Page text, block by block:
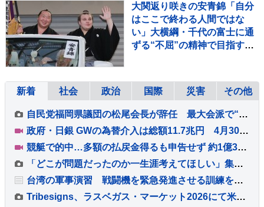
大関返り咲きの安青錦「自分
はここで終わる人間ではな
い」大横綱・千代の富士に通
ずる“不屈”の精神で目指すは
新着 社会 政治 国際 災害 その他
自民党福岡県議団の松尾会長が辞任 最大会派で“異例”のトップ不在 熊本地震の直後に政治資金パーティー
政府・日銀 GWの為替介入は総額11.7兆円 4月30日は一日として過去最大の6.2兆円超
競艇で的中…多額の払戻金得るも申告せず 約1億3000万円脱税か 税務署職員を懲戒免職 過去には納税者から約1億5000万円受け取り
「どこが問題だったのか一生涯考えてほしい」集団暴行死事件 “主犯格”の男（当時18）に無期懲役の判決 裁判員裁判 北海道・江別市
台湾の軍事演習 戦闘機を緊急発進させる訓練を公開 中国の侵攻を想定
Tribesigns、ラスベガス・マーケット2026にて米国の大手ホーム用品小売業者との連携を拡大